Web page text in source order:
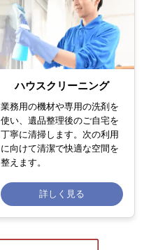
ハウスクリーニング
業務用の機材や専用の洗剤を
使い、遺品整理後のご自宅を
丁寧に清掃します。次の利用
に向けて清潔で快適な空間を
整えます。
詳しく見る